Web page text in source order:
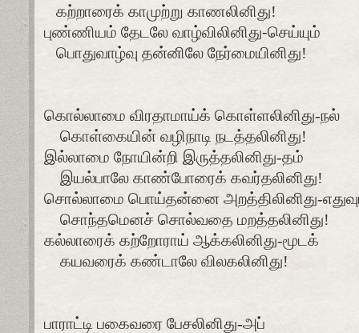
கற்றாரைக் காமுற்று காணலினிது!
புண்ணியம் தேடலே வாழ்விலினிது-செய்யும்
பொதுவாழ்வு தன்னிலே நேர்மையினிது!
கொல்லாமை விரதாமாய்க் கொள்ளலினிது-நல்
கொள்கையின் வழிநாடி நடத்தலினிது!
இல்லாமை நோயின்றி இருத்தலினிது-தம்
இயல்பாலே காண்போரைக் கவர்தலினிது!
சொல்லாமை பொய்தன்னை அறத்திலினிது-
சொந்தமெனச் சொல்வதை மறத்தலினிது!
கல்லாரைக் கற்றோராய் ஆக்கலினிது-மூடக்
கயவரைக் கண்டாலே விலகலினிது!
பாராட்டி பகைவரை பேசலினிது-அப்